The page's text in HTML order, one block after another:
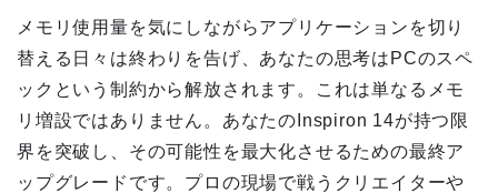
メモリ使用量を気にしながらアプリケーションを切り
替える日々は終わりを告げ、あなたの思考はPCのスペ
ックという制約から解放されます。これは単なるメモ
リ増設ではありません。あなたのInspiron 14が持つ限
界を突破し、その可能性を最大化させるための最終ア
ップグレードです。プロの現場で戦うクリエイターや